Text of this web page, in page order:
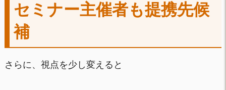
セミナー主催者も提携先候
補
さらに、視点を少し変えると